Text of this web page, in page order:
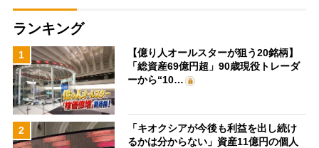
ランキング
1
【億り人オールスターが狙う20銘柄】
「総資産69億円超」90歳現役トレーダ
ーから“10…
2
「キオクシアが今後も利益を出し続け
るかは分からない」資産11億円の個人